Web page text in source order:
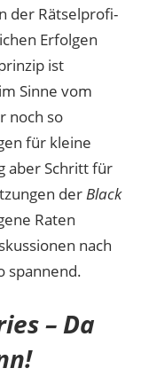
der Rätselprofi-
Erfolgen
ist
Sinne vom
noch so
für kleine
aber Schritt für
derBlack
Raten
nach
spannend.
– Da